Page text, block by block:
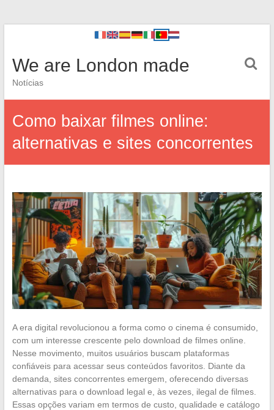
We are London made
Notícias
Como baixar filmes online:
alternativas e sites concorrentes
A era digital revolucionou a forma como o cinema é consumido,
com um interesse crescente pelo download de filmes online.
Nesse movimento, muitos usuários buscam plataformas
confiáveis para acessar seus conteúdos favoritos. Diante da
demanda, sites concorrentes emergem, oferecendo diversas
alternativas para o download legal e, às vezes, ilegal de filmes.
Essas opções variam em termos de custo, qualidade e catálogo